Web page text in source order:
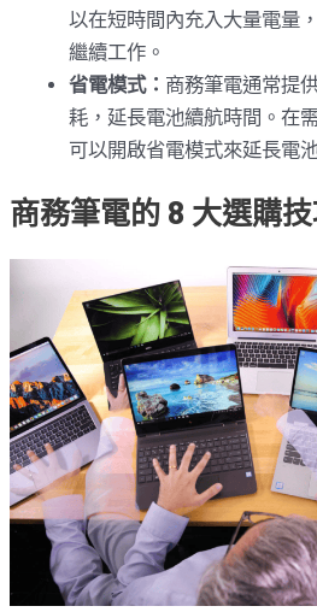
以在短時間內充入大量電量
繼續工作。
省電模式： 商務筆電通常提
耗，延長電池續航時間。在
可以開啟省電模式來延長電
商務筆電的 8 大選購